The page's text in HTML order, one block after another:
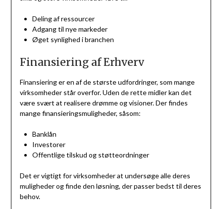
Deling af ressourcer
Adgang til nye markeder
Øget synlighed i branchen
Finansiering af Erhverv
Finansiering er en af de største udfordringer, som mange
virksomheder står overfor. Uden de rette midler kan det
være svært at realisere drømme og visioner. Der findes
mange finansieringsmuligheder, såsom:
Banklån
Investorer
Offentlige tilskud og støtteordninger
Det er vigtigt for virksomheder at undersøge alle deres
muligheder og finde den løsning, der passer bedst til deres
behov.